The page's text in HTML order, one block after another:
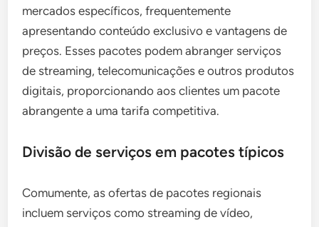
mercados específicos, frequentemente
apresentando conteúdo exclusivo e vantagens de
preços. Esses pacotes podem abranger serviços
de streaming, telecomunicações e outros produtos
digitais, proporcionando aos clientes um pacote
abrangente a uma tarifa competitiva.
Divisão de serviços em pacotes típicos
Comumente, as ofertas de pacotes regionais
incluem serviços como streaming de vídeo,